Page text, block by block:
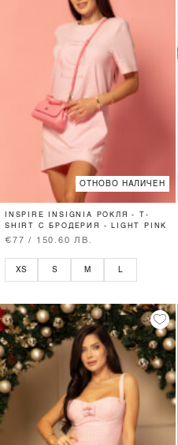
ОТНОВО НАЛИЧЕН
INSPIRE INSIGNIA РОКЛЯ - T-
SHIRT С БРОДЕРИЯ - LIGHT PINK
€77 / 150.60 ЛВ.
XS S M